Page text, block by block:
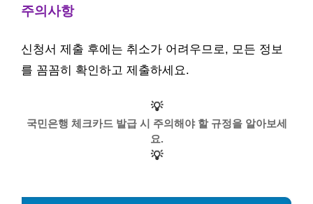
주의사항
신청서 제출 후에는 취소가 어려우므로, 모든 정보
를 꼼꼼히 확인하고 제출하세요.
💡
국민은행 체크카드 발급 시 주의해야 할 규정을 알아보세
요.
💡